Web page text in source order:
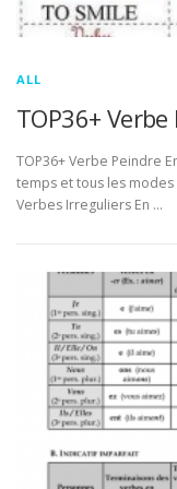
ALL
TOP36+
TOP36+ Verbe Peindre
temps et tous les
Verbes Irreguliers En …